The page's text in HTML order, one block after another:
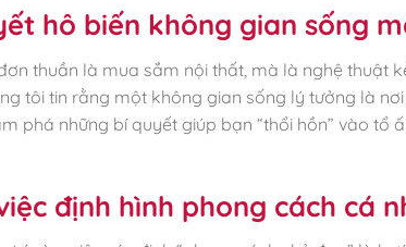
hô biến không gian sống
thuần là mua sắm nội thất, mà là nghệ thuật
tôi tin rằng một không gian sống lý tưởng là
phá những bí quyết giúp bạn “thổi hồn” vào tổ
định hình phong cách cá